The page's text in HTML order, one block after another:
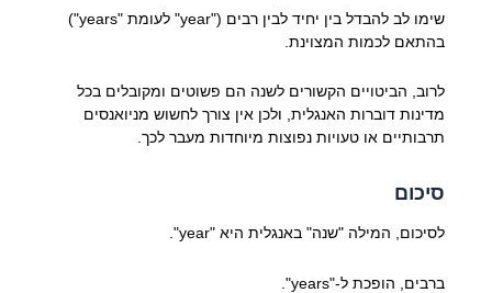
שימו לב להבדל בין יחיד לבין רבים ("year" לעומת "years")
בהתאם לכמות המצוינת.
לרוב, הביטויים הקשורים לשנה הם פשוטים ומקובלים בכל
מדינות דוברות האנגלית, ולכן אין צורך לחשוש מניואנסים
תרבותיים או טעויות נפוצות מיוחדות מעבר לכך.
סיכום
לסיכום, המילה "שנה" באנגלית היא "year".
ברבים, הופכת ל-"years".